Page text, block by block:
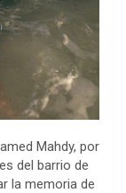
Mahdy, por
del barrio de
la memoria de